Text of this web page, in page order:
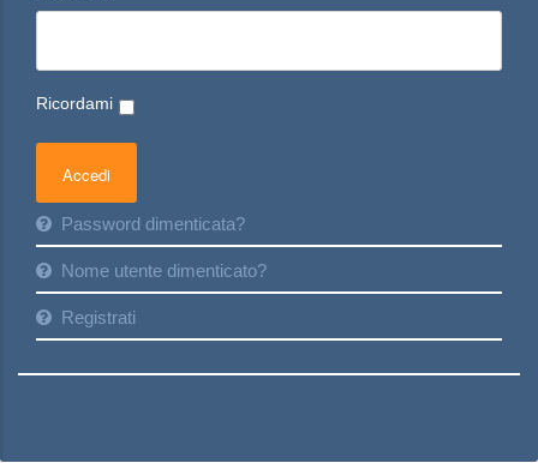
Ricordami
Password dimenticata?
Nome utente dimenticato?
Registrati